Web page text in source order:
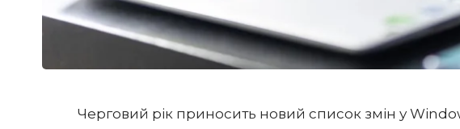
Черговий рік приносить новий список змін у